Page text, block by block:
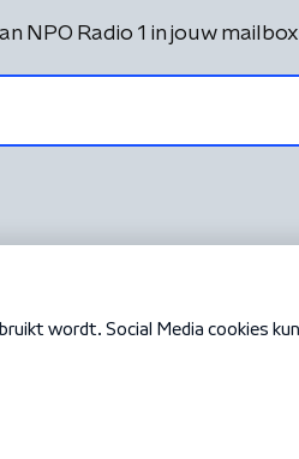
NPO Radio 1 in jouw mailbox